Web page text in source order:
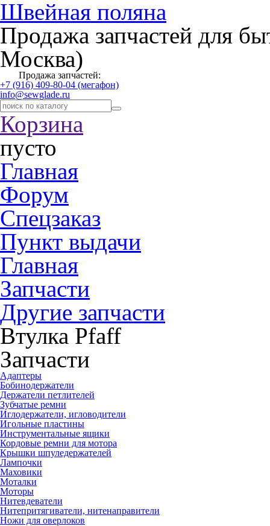
Швейная поляна
Продажа запчастей для
Москва)
Продажа запчастей:
+7 (916) 409-80-04 (мегафон)
info@sewglade.ru
Корзина
пусто
Главная
Форум
Спецзаказ
Пункт выдачи
Главная
Запчасти
Другие запчасти
Втулка Pfaff
Запчасти
Адаптеры
Бобинодержатели
Держатели петлителей
Зубчатые ремни
Иглодержатели, игловодители
Игольные пластины
Инструментальные ящики
Кордовые ремни для мотора
Крышки шпуледержателей
Лампочки
Маховики
Моталки
Моторы
Нитевдеватели
Нитепритягиватели, нитенаправители
Ножи для оверлоков